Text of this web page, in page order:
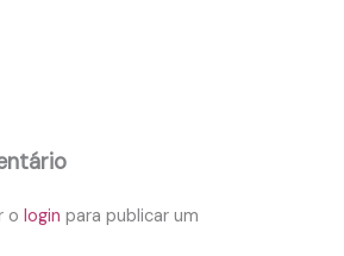
ologin para publicar um